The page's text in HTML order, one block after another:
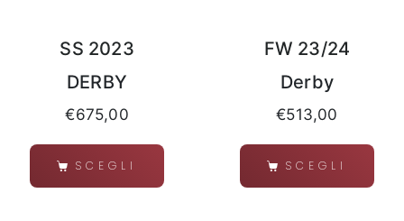
SS 2023
DERBY
€675,00
SCEGLI
FW 23/24
Derby
€513,00
SCEGLI